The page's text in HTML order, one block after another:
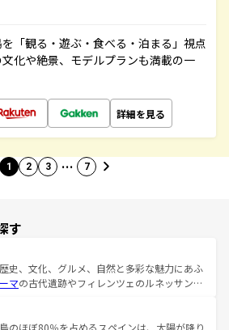
「観る・遊ぶ・食べる・泊まる」視点
化や絶景、モデルプランも満載の一
詳細を見る
1 2 3 … 7
す
史、文化、グルメ、自然と多彩な魅力にあふ
マの古代遺跡やフィレンツェのルネッサンス
ーナの美しい田園風景やアマルフィ海岸の絶
景観も見逃せない。観光の合間には、本場の
のほぼ80％を占めるスペインは、太陽が降り